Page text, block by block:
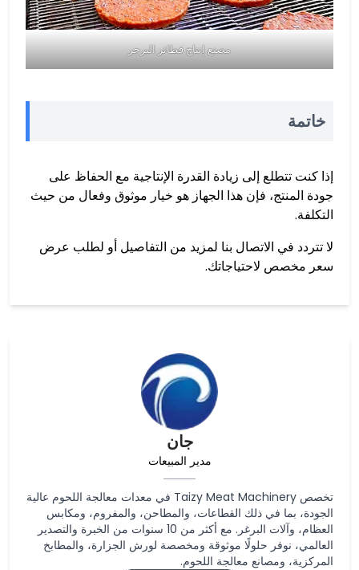
مصنع إنتاج فطائر البرجر
خاتمة
إذا كنت تتطلع إلى زيادة القدرة الإنتاجية مع الحفاظ على
جودة المنتج، فإن هذا الجهاز هو خيار موثوق وفعال من حيث
التكلفة.
لا تتردد في الاتصال بنا لمزيد من التفاصيل أو لطلب عرض
سعر مخصص لاحتياجاتك.
جان
مدير المبيعات
تخصص Taizy Meat Machinery في معدات معالجة اللحوم عالية
الجودة، بما في ذلك القطاعات، والمطاحن، والمفروم، ومكابس
العظام، وآلات البرغر. مع أكثر من 10 سنوات من الخبرة والتصدير
العالمي، نوفر حلولًا موثوقة ومخصصة لورش الجزارة، والمطابخ
المركزية، ومصانع معالجة اللحوم.